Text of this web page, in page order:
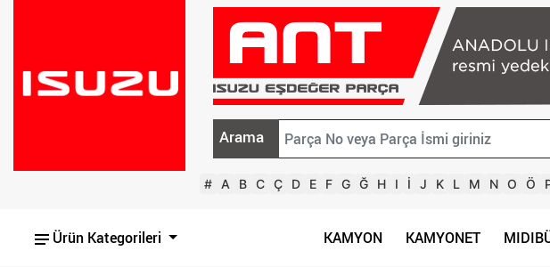
Arama
# A B C Ç D E F G Ğ H I İ J K L M N O Ö
Ürün Kategorileri KAMYON KAMYONET